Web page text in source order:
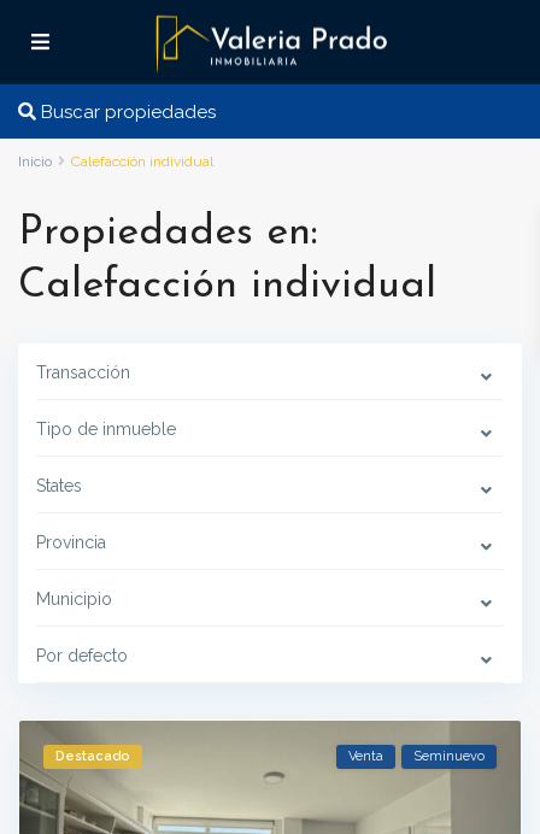
Buscar propiedades
Inicio Calefacción individual
Propiedades en:
Calefacción individual
Transacción
Tipo de inmueble
States
Provincia
Municipio
Por defecto
Destacado Venta Seminuevo